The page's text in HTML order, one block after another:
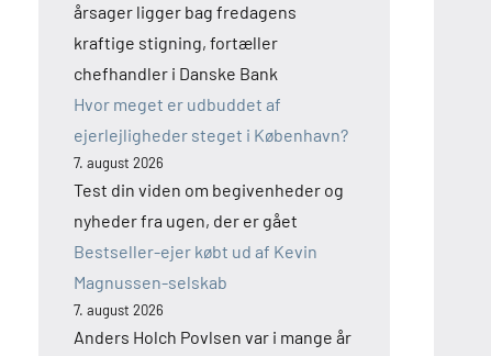
årsager ligger bag fredagens
kraftige stigning, fortæller
chefhandler i Danske Bank
Hvor meget er udbuddet af
ejerlejligheder steget i København?
7. august 2026
Test din viden om begivenheder og
nyheder fra ugen, der er gået
Bestseller-ejer købt ud af Kevin
Magnussen-selskab
7. august 2026
Anders Holch Povlsen var i mange år